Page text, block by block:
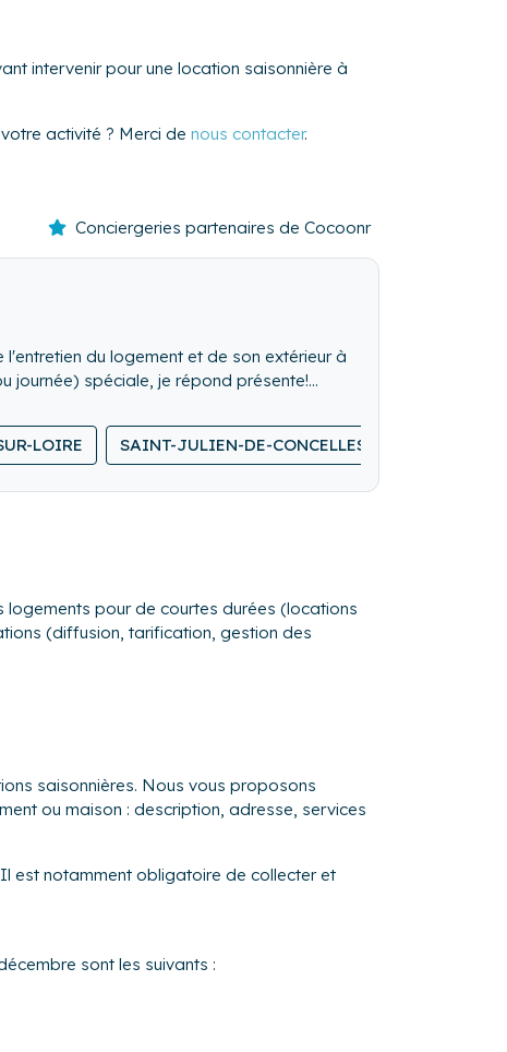
intervenir pour une location saisonnière à
activité ? Merci de nous contacter.
Conciergeries partenaires de Cocoonr
du logement et de son extérieur à
journée) spéciale, je répond présente!
LOIRE SAINT-JULIEN-DE-CONCELLES
pour de courtes durées (locations
(diffusion, tarification, gestion des
saisonnières. Nous vous proposons
ou maison : description, adresse, services
est notamment obligatoire de collecter et
sont les suivants :